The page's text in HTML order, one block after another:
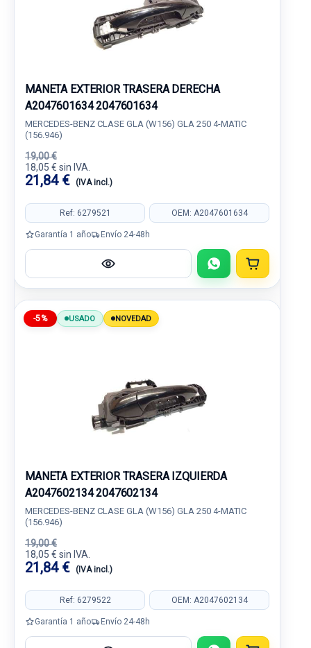
MANETA EXTERIOR TRASERA DERECHA
A2047601634 2047601634
MERCEDES-BENZ CLASE GLA (W156) GLA 250 4-MATIC
(156.946)
19,00 €
18,05 € sin IVA.
21,84 € (IVA incl.)
Ref: 6279521 OEM: A2047601634
Garantía 1 año Envío 24-48h
-5% USADO NOVEDAD
MANETA EXTERIOR TRASERA IZQUIERDA
A2047602134 2047602134
MERCEDES-BENZ CLASE GLA (W156) GLA 250 4-MATIC
(156.946)
19,00 €
18,05 € sin IVA.
21,84 € (IVA incl.)
Ref: 6279522 OEM: A2047602134
Garantía 1 año Envío 24-48h